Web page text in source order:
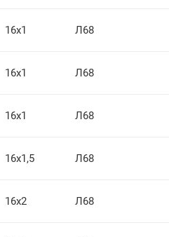
16х1 Л68
16х1 Л68
16х1 Л68
16х1,5 Л68
16х2 Л68